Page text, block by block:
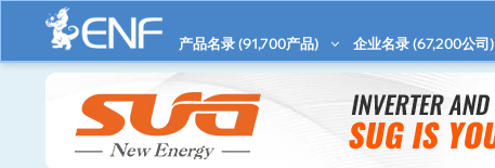
产品名录 (91,700产品) 企业名录 (67,200公司)